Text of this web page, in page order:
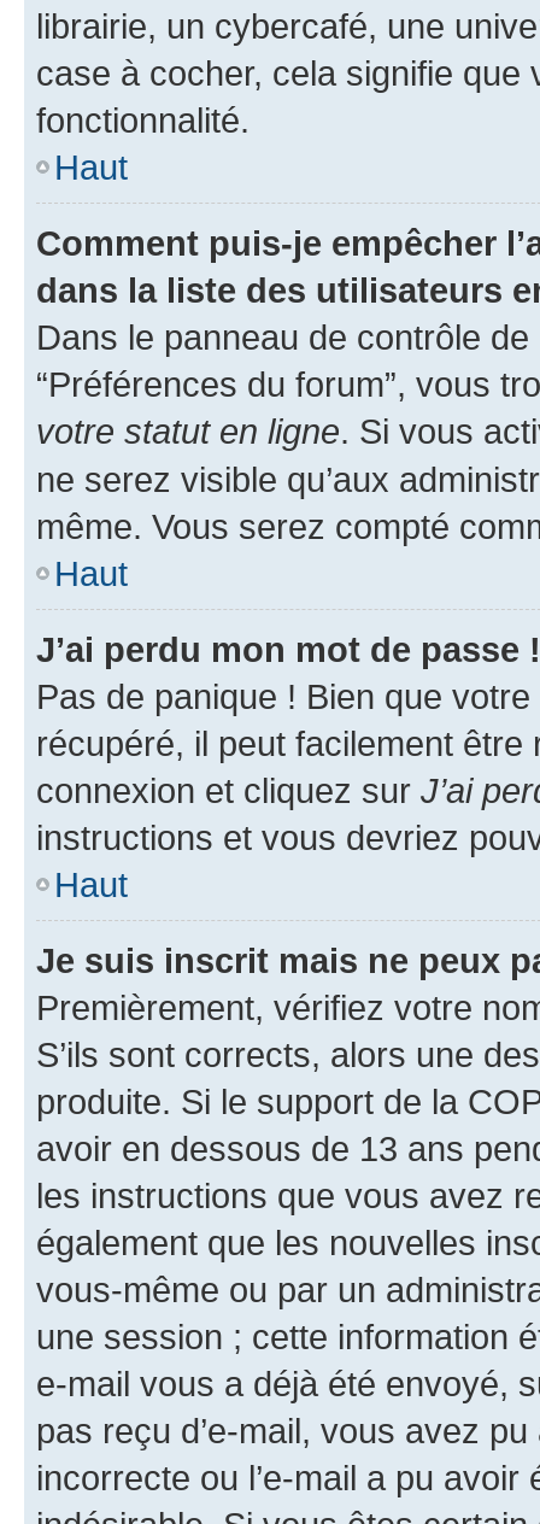
librairie, un cybercafé, une
case à cocher, cela signifie
fonctionnalité.
Haut
Comment puis-je empêcher
dans la liste des utilisateurs
Dans le panneau de contrôle
“Préférences du forum”, vous
votre statut en ligne. Si vous
ne serez visible qu’aux
même. Vous serez compté
Haut
J’ai perdu mon mot de passe !
Pas de panique ! Bien que
récupéré, il peut facilement
connexion et cliquez sur J’ai
instructions et vous devriez
Haut
Je suis inscrit mais ne peux
Premièrement, vérifiez votre
S’ils sont corrects, alors une
produite. Si le support de la
avoir en dessous de 13 ans
les instructions que vous avez
également que les nouvelles
vous-même ou par un
une session ; cette information
e-mail vous a déjà été envoyé,
pas reçu d’e-mail, vous avez
incorrecte ou l’e-mail a pu